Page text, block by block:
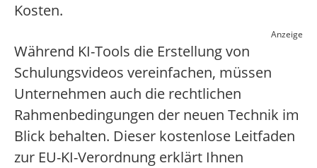
Kosten.
Anzeige
Während KI-Tools die Erstellung von
Schulungsvideos vereinfachen, müssen
Unternehmen auch die rechtlichen
Rahmenbedingungen der neuen Technik im
Blick behalten. Dieser kostenlose Leitfaden
zur EU-KI-Verordnung erklärt Ihnen